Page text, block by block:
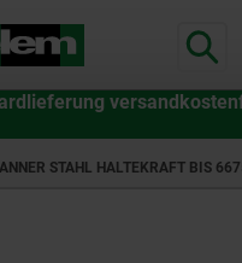
STAHL HALTEKRAFT BIS